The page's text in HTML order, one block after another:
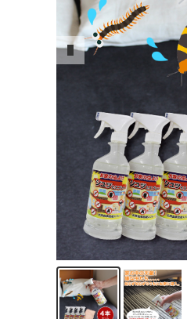
前のスライド